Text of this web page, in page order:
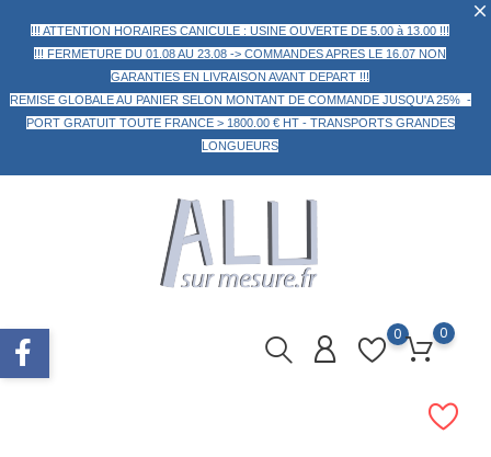
!!! ATTENTION HORAIRES CANICULE : USINE OUVERTE DE 5.00 à 13.00 !!!
!!! FERMETURE DU 01.08 AU 23.08 -> COMMANDES APRES LE 16.07 NON
GARANTIES EN LIVRAISON AVANT DEPART !!!
REMISE GLOBALE AU PANIER SELON MONTANT DE COMMANDE JUSQU'A 25% -
PORT GRATUIT TOUTE FRANCE > 1800.00 € HT - TRANSPORTS GRANDES
LONGUEURS
0 0